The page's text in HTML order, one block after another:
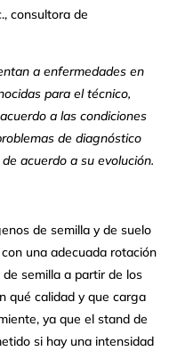
consultora de
a enfermedades en
para el técnico,
a las condiciones
de diagnóstico
acuerdo a su evolución.
de semilla y de suelo
una adecuada rotación
semilla a partir de los
qué calidad y que carga
ya que el stand de
si hay una intensidad